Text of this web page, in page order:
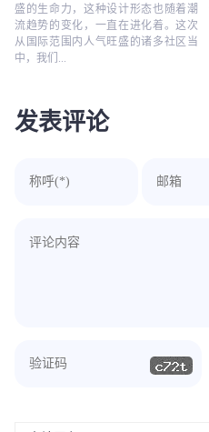
盛的生命力，这种设计形态也随着潮
流趋势的变化，一直在进化着。这次
从国际范围内人气旺盛的诸多社区当
中，我们...
发表评论